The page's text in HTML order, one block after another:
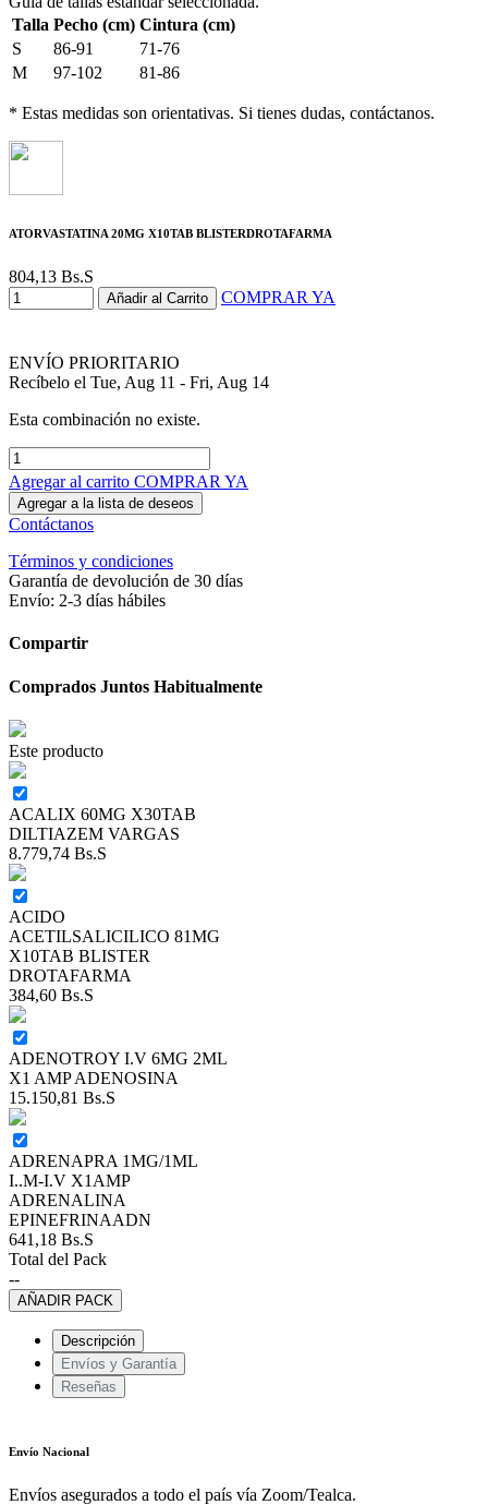
Talla Pecho (cm) Cintura (cm)
S
86-91
71-76
M
97-102 81-86
* Estas medidas son orientativas. Si tienes dudas, contáctanos.
ATORVASTATINA 20MG X10TAB BLISTERDROTAFARMA
804,13 Bs.S
Añadir al Carrito COMPRAR YA
ENVÍO PRIORITARIO
Recíbelo el Tue, Aug 11 - Fri, Aug 14
Esta combinación no existe.
Agregar al carrito COMPRAR YA
Agregar a la lista de deseos
Contáctanos
Términos y condiciones
Garantía de devolución de 30 días
Envío: 2-3 días hábiles
Compartir
Comprados Juntos Habitualmente
Este producto
ACALIX 60MG X30TAB
DILTIAZEM VARGAS
8.779,74 Bs.S
ACIDO
ACETILSALICILICO 81MG
X10TAB BLISTER
DROTAFARMA
384,60 Bs.S
ADENOTROY I.V 6MG 2ML
X1 AMP ADENOSINA
15.150,81 Bs.S
ADRENAPRA 1MG/1ML
I..M-I.V X1AMP
ADRENALINA
EPINEFRINAADN
641,18 Bs.S
Total del Pack
--
AÑADIR PACK
Descripción
Envíos y Garantía
Reseñas
Envío Nacional
Envíos asegurados a todo el país vía Zoom/Tealca.